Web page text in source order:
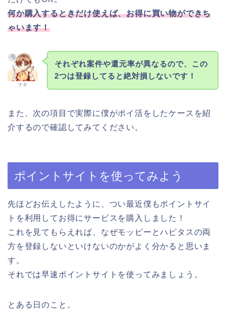
何か購入するときだけ使えば、お得に買い物ができち
ゃいます！
ナギ
それぞれ案件や還元率が異なるので、この
2つは登録してると絶対損しないです！
また、次の項目で実際に僕がポイ活をしたケースを紹
介するので確認してみてください。
ポイントサイトを使ってみよう
先ほどお伝えしたように、つい最近僕もポイントサイ
トを利用してお得にサービスを購入しました！
これを見てもらえれば、なぜモッピーとハピタスの両
方を登録しないといけないのかがよく分かると思いま
す。
それでは早速ポイントサイトを使ってみましょう。
とある日のこと。